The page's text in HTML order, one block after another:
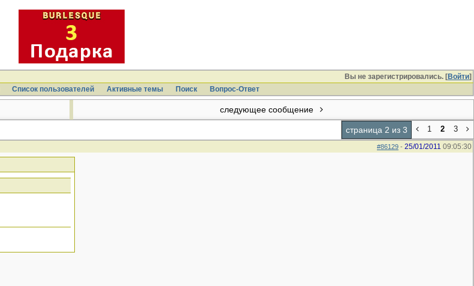
Вы не зарегистрировались. [Войти]
Список пользователей Активные темы Поиcк Вопрос-Ответ
следующее сообщение
страница 2 из 3 1 2 3
#86129 - 25/01/2011 09:05:30